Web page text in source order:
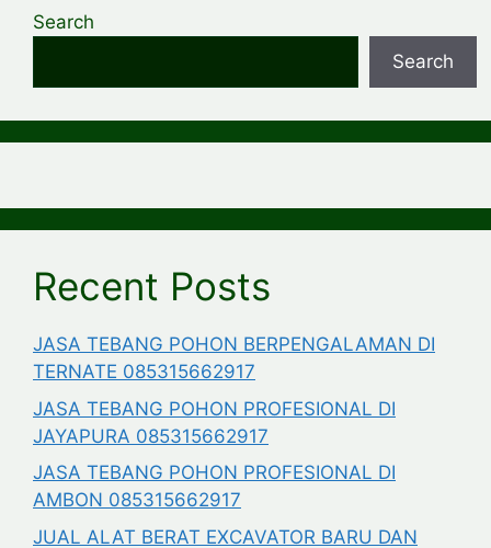
Search
Search
Recent Posts
JASA TEBANG POHON BERPENGALAMAN DI
TERNATE 085315662917
JASA TEBANG POHON PROFESIONAL DI
JAYAPURA 085315662917
JASA TEBANG POHON PROFESIONAL DI
AMBON 085315662917
JUAL ALAT BERAT EXCAVATOR BARU DAN